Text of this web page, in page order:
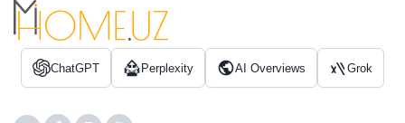
ChatGPT Perplexity AI Overviews Grok